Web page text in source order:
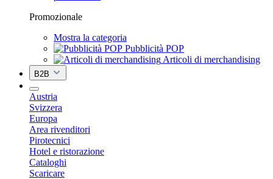
Promozionale
Mostra la categoria
Pubblicità POP
Articoli di merchandising
B2B
Austria
Svizzera
Europa
Area rivenditori
Pirotecnici
Hotel e ristorazione
Cataloghi
Scaricare